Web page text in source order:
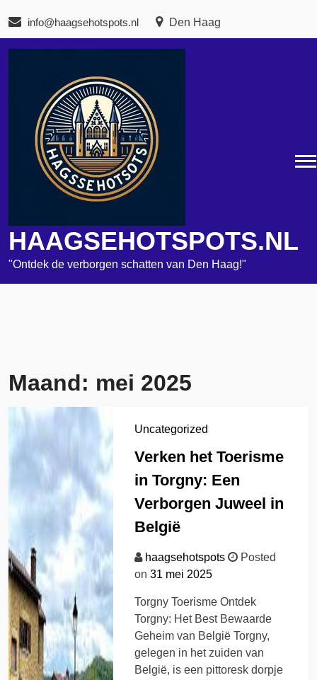
de
inhoud
info@haagsehotspots.nl Den Haag
HAAGSEHOTSPOTS.NL
"Ontdek de verborgen schatten van Den Haag!"
Maand: mei 2025
Uncategorized
Verken het Toerisme
in Torgny: Een
Verborgen Juweel in
België
haagsehotspots
Posted
on31 mei 2025
Torgny Toerisme Ontdek
Torgny: Het Best Bewaarde
Geheim van België Torgny,
gelegen in het zuiden van
België, is een pittoresk dorpje